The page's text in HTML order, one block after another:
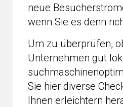
neue
wenn Sie es denn
Um zu überprüfen,
Unternehmen gut
Sie hier diverse
Ihnen erleichtern